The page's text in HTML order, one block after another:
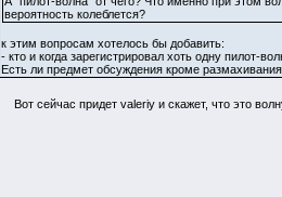
вероятность колеблется?
к этим вопросам хотелось бы добавить:
- кто и когда зарегистрировал хоть одну пилот-
Есть ли предмет обсуждения кроме
Вот сейчас придет valeriy и скажет, что это